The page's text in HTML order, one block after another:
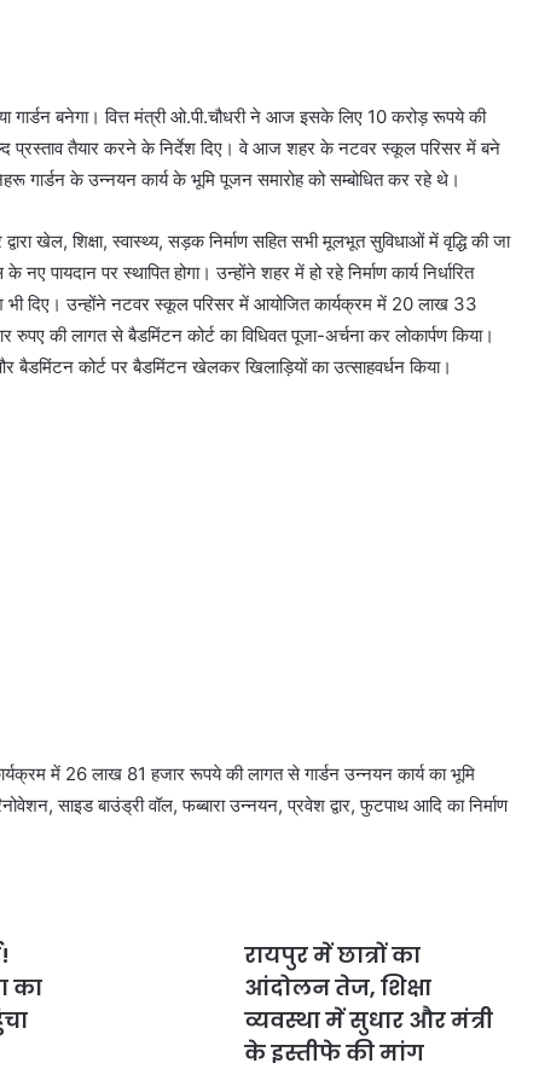
गार्डन बनेगा। वित्त मंत्री ओ.पी.चौधरी ने आज इसके लिए 10 करोड़ रूपये की
प्रस्ताव तैयार करने के निर्देश दिए। वे आज शहर के नटवर स्कूल परिसर में बने
गार्डन के उन्नयन कार्य के भूमि पूजन समारोह को सम्बोधित कर रहे थे।
खेल, शिक्षा, स्वास्थ्य, सड़क निर्माण सहित सभी मूलभूत सुविधाओं में वृद्धि की जा
पर स्थापित होगा। उन्होंने शहर में हो रहे निर्माण कार्य निर्धारित
भी दिए। उन्होंने नटवर स्कूल परिसर में आयोजित कार्यक्रम में 20 लाख 33
की लागत से बैडमिंटन कोर्ट का विधिवत पूजा-अर्चना कर लोकार्पण किया।
कोर्ट पर बैडमिंटन खेलकर खिलाड़ियों का उत्साहवर्धन किया।
में 26 लाख 81 हजार रूपये की लागत से गार्डन उन्नयन कार्य का भूमि
साइड बाउंड्री वॉल, फब्बारा उन्नयन, प्रवेश द्वार, फुटपाथ आदि का निर्माण
का
रायपुर में छात्रों का
आंदोलन तेज, शिक्षा
व्यवस्था में सुधार और मंत्री
के इस्तीफे की मांग